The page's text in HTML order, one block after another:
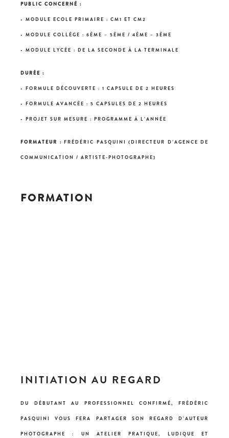
PUBLIC CONCERNÉ :
• MODULE ECOLE PRIMAIRE : CM1 ET CM2
• MODULE COLLÈGE : 6ÈME – 5ÈME / 4ÈME – 3ÈME
• MODULE LYCÉE : DE LA SECONDE À LA TERMINALE
DURÉE :
• FORMULE DÉCOUVERTE : 1 CAPSULE DE 2 HEURES
• FORMULE AVANCÉE : 5 CAPSULES DE 2 HEURES
• PROJET SUR MESURE : PROGRAMME À L’ANNÉE
FORMATEUR : FRÉDÉRIC PASQUINI (DIRECTEUR D’AGENCE DE
COMMUNICATION / ARTISTE-PHOTOGRAPHE)
FORMATION
INITIATION AU REGARD
DU DÉBUTANT AU PROFESSIONNEL CONFIRMÉ, FRÉDÉRIC
PASQUINI VOUS FERA PARTAGER SON REGARD D’AUTEUR
PHOTOGRAPHE : UN ATELIER PRATIQUE, LUDIQUE ET